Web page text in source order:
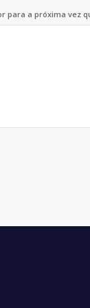
para a próxima vez